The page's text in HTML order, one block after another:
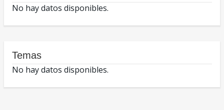
No hay datos disponibles.
Temas
No hay datos disponibles.